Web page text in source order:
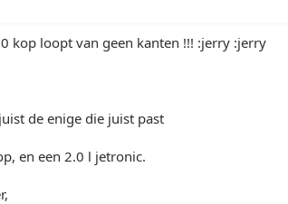
kop loopt van geen kanten !!! :jerry :jerry
de enige die juist past
en een 2.0 l jetronic.